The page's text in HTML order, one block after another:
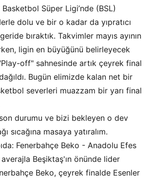
Süper Ligi’nde (BSL)
dolu ve bir o kadar da yıpratıcı
bıraktık. Takvimler mayıs ayının
ligin en büyüğünü belirleyecek
off" sahnesinde artık çeyrek final
Bugün elimizde kalan net bir
severleri muazzam bir yarı final
durumu ve bizi bekleyen o dev
sıcağına masaya yatıralım.
Fenerbahçe Beko - Anadolu Efes
Beşiktaş'ın önünde lider
Beko, çeyrek finalde Esenler